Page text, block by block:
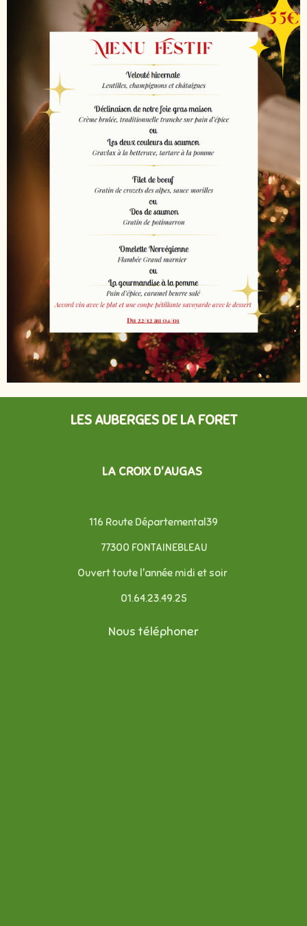
LES AUBERGES DE LA FORET
LA CROIX D'AUGAS
116 Route Départemental39
77300 FONTAINEBLEAU
Ouvert toute l'année midi et soir
01.64.23.49.25
Nous téléphoner